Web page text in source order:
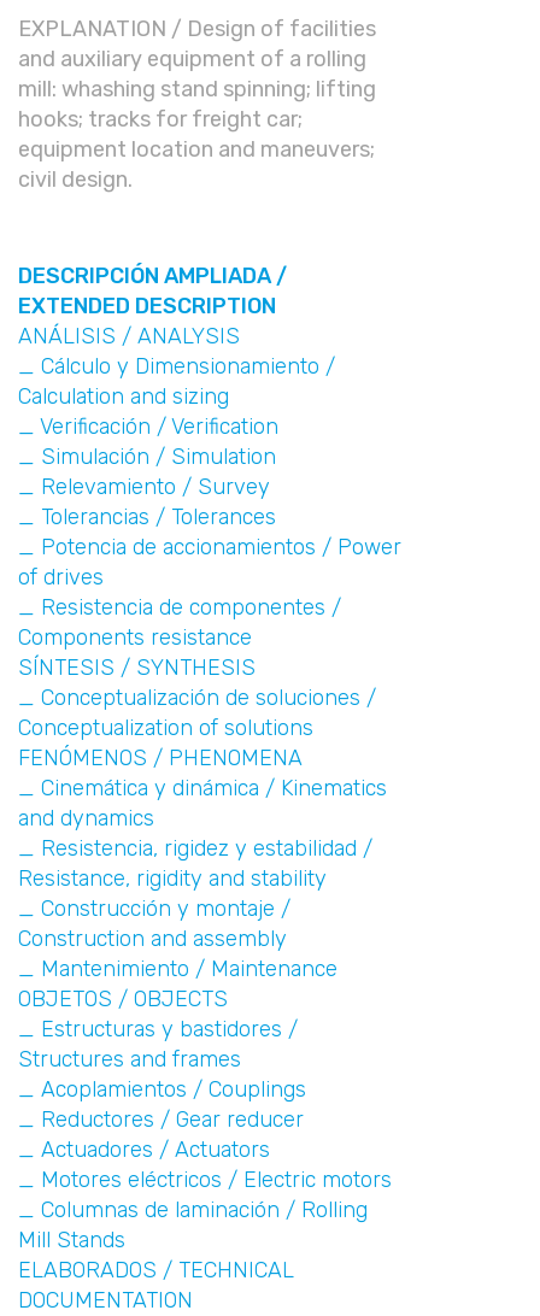
EXPLANATION / Design of facilities
and auxiliary equipment of a rolling
mill: whashing stand spinning; lifting
hooks; tracks for freight car;
equipment location and maneuvers;
civil design.
DESCRIPCIÓN AMPLIADA /
EXTENDED DESCRIPTION
ANÁLISIS / ANALYSIS
_ Cálculo y Dimensionamiento /
Calculation and sizing
_ Verificación / Verification
_ Simulación / Simulation
_ Relevamiento / Survey
_ Tolerancias / Tolerances
_ Potencia de accionamientos / Power
of drives
_ Resistencia de componentes /
Components resistance
SÍNTESIS / SYNTHESIS
_ Conceptualización de soluciones /
Conceptualization of solutions
FENÓMENOS / PHENOMENA
_ Cinemática y dinámica / Kinematics
and dynamics
_ Resistencia, rigidez y estabilidad /
Resistance, rigidity and stability
_ Construcción y montaje /
Construction and assembly
_ Mantenimiento / Maintenance
OBJETOS / OBJECTS
_ Estructuras y bastidores /
Structures and frames
_ Acoplamientos / Couplings
_ Reductores / Gear reducer
_ Actuadores / Actuators
_ Motores eléctricos / Electric motors
_ Columnas de laminación / Rolling
Mill Stands
ELABORADOS / TECHNICAL
DOCUMENTATION